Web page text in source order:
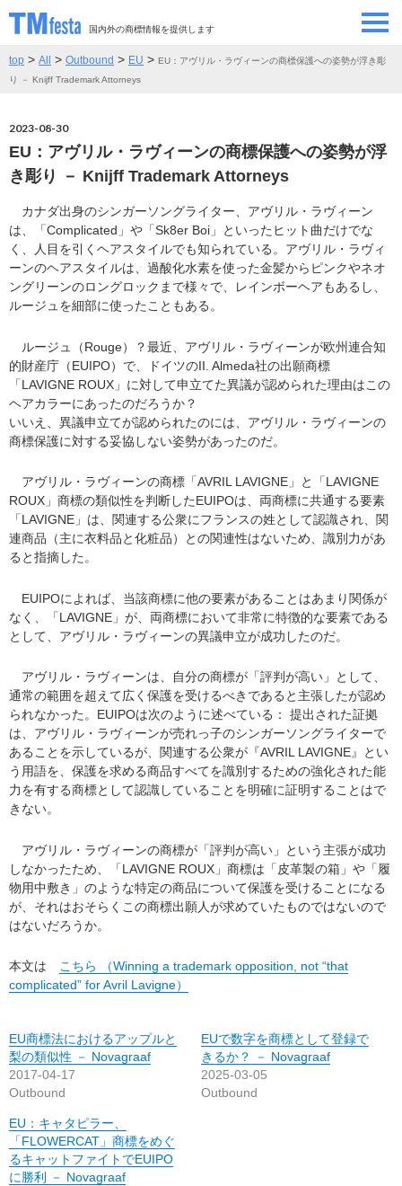
国内外の商標情報を提供します
SEMINAR/EVENT
CONTRIBUTORS 情報提供者
CONTACT お問い合わせ
top > All > Outbound > EU > EU：アヴリル・ラヴィーンの商標保護への姿勢が浮き彫
り － Knijff Trademark Attorneys
2023-08-30
EU：アヴリル・ラヴィーンの商標保護への姿勢が浮
き彫り － Knijff Trademark Attorneys
カナダ出身のシンガーソングライター、アヴリル・ラヴィーン
は、「Complicated」や「Sk8er Boi」といったヒット曲だけでな
く、人目を引くヘアスタイルでも知られている。アヴリル・ラヴィ
ーンのヘアスタイルは、過酸化水素を使った金髪からピンクやネオ
ングリーンのロングロックまで様々で、レインボーヘアもあるし、
ルージュを細部に使ったこともある。
ルージュ（Rouge）？最近、アヴリル・ラヴィーンが欧州連合知
的財産庁（EUIPO）で、ドイツのII. Almeda社の出願商標
「LAVIGNE ROUX」に対して申立てた異議が認められた理由はこの
ヘアカラーにあったのだろうか？
いいえ、異議申立てが認められたのには、アヴリル・ラヴィーンの
商標保護に対する妥協しない姿勢があったのだ。
アヴリル・ラヴィーンの商標「AVRIL LAVIGNE」と「LAVIGNE
ROUX」商標の類似性を判断したEUIPOは、両商標に共通する要素
「LAVIGNE」は、関連する公衆にフランスの姓として認識され、関
連商品（主に衣料品と化粧品）との関連性はないため、識別力があ
ると指摘した。
EUIPOによれば、当該商標に他の要素があることはあまり関係が
なく、「LAVIGNE」が、両商標において非常に特徴的な要素である
として、アヴリル・ラヴィーンの異議申立が成功したのだ。
アヴリル・ラヴィーンは、自分の商標が「評判が高い」として、
通常の範囲を超えて広く保護を受けるべきであると主張したが認め
られなかった。EUIPOは次のように述べている： 提出された証拠
は、アヴリル・ラヴィーンが売れっ子のシンガーソングライターで
あることを示しているが、関連する公衆が『AVRIL LAVIGNE』とい
う用語を、保護を求める商品すべてを識別するための強化された能
力を有する商標として認識していることを明確に証明することはで
きない。
アヴリル・ラヴィーンの商標が「評判が高い」という主張が成功
しなかったため、「LAVIGNE ROUX」商標は「皮革製の箱」や「履
物用中敷き」のような特定の商品について保護を受けることになる
が、それはおそらくこの商標出願人が求めていたものではないので
はないだろうか。
本文は
こちら （Winning a trademark opposition, not “that
complicated” for Avril Lavigne）
EU商標法におけるアップルと
梨の類似性 － Novagraaf
2017-04-17
Outbound
EUで数字を商標として登録で
きるか？ － Novagraaf
2025-03-05
Outbound
EU：キャタピラー、
「FLOWERCAT」商標をめぐ
るキャットファイトでEUIPO
に勝利 － Novagraaf